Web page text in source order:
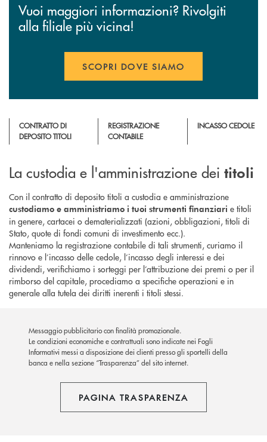
Vuoi maggiori informazioni? Rivolgiti
alla filiale più vicina!
SCOPRI DOVE SIAMO
CONTRATTO DI
DEPOSITO TITOLI
REGISTRAZIONE
CONTABILE
INCASSO CEDOLE
La custodia e l'amministrazione dei titoli
Con il contratto di deposito titoli a custodia e amministrazione
custodiamo e amministriamo i tuoi strumenti finanziari e titoli
in genere, cartacei o dematerializzati (azioni, obbligazioni, titoli di
Stato, quote di fondi comuni di investimento ecc.).
Manteniamo la registrazione contabile di tali strumenti, curiamo il
rinnovo e l’incasso delle cedole, l’incasso degli interessi e dei
dividendi, verifichiamo i sorteggi per l’attribuzione dei premi o per il
rimborso del capitale, procediamo a specifiche operazioni e in
generale alla tutela dei diritti inerenti i titoli stessi.
Messaggio pubblicitario con finalità promozionale.
Le condizioni economiche e contrattuali sono indicate nei Fogli
Informativi messi a disposizione dei clienti presso gli sportelli della
banca e nella sezione “Trasparenza” del sito internet.
PAGINA TRASPARENZA